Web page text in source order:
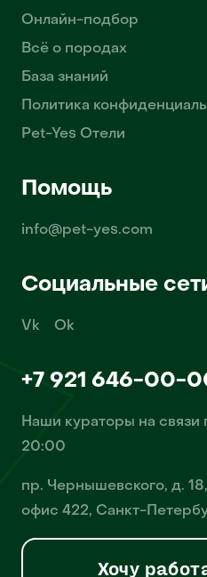
Онлайн-подбор
Всё о породах
База знаний
Политика
Pet-Yes Отели
Помощь
info@pet-yes.com
Социальные
Vk Ok
+7 921 646-00-
Наши кураторы на связи
20:00
пр. Чернышевского, д.
офис 422, Санкт-
Хочу